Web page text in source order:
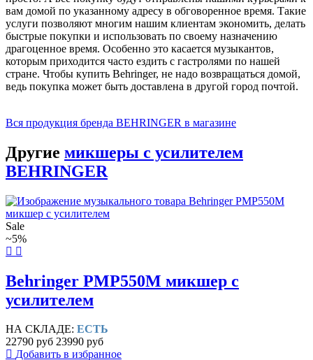
вам домой по указанному адресу в обговоренное время. Такие
услуги позволяют многим нашим клиентам экономить, делать
быстрые покупки и использовать по своему назначению
драгоценное время. Особенно это касается музыкантов,
которым приходится часто ездить с гастролями по нашей
стране. Чтобы купить Behringer, не надо возвращаться домой,
ведь покупка может быть доставлена в другой город почтой.
Вся продукция бренда BEHRINGER в магазине
Другие микшеры с усилителем
BEHRINGER
Sale
~5%
Behringer PMP550M микшер с
усилителем
НА СКЛАДЕ: ЕСТЬ
22790 руб 23990 руб
Добавить в избранное